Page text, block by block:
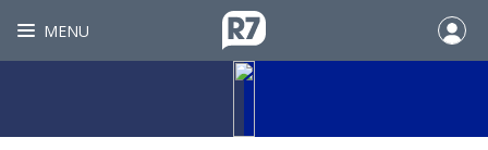
MENU